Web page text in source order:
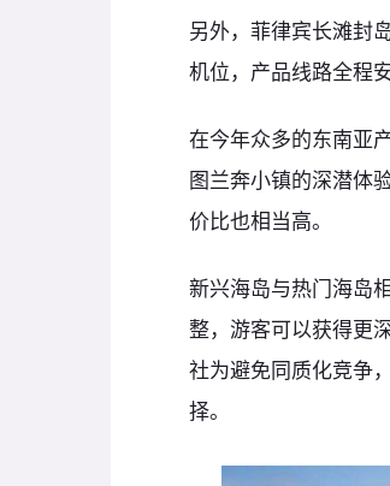
另外，菲律宾长滩封
机位，产品线路全程
在今年众多的东南亚
图兰奔小镇的深潜体
价比也相当高。
新兴海岛与热门海岛
整，游客可以获得更
社为避免同质化竞争
择。